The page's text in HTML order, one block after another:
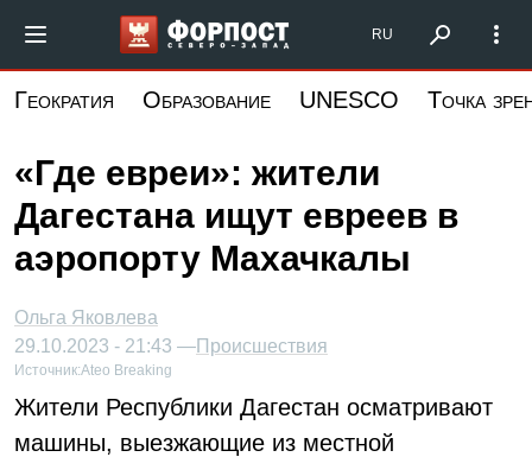
основному
Форпост Северо-Запад
RU
Геократия Образование UNESCO Точка
«Где евреи»: жители
Дагестана ищут евреев в
аэропорту Махачкалы
Ольга Яковлева
29.10.2023 - 21:43 —Происшествия
Источник:Ateo Breaking
Жители Республики Дагестан осматривают
машины, выезжающие из местной